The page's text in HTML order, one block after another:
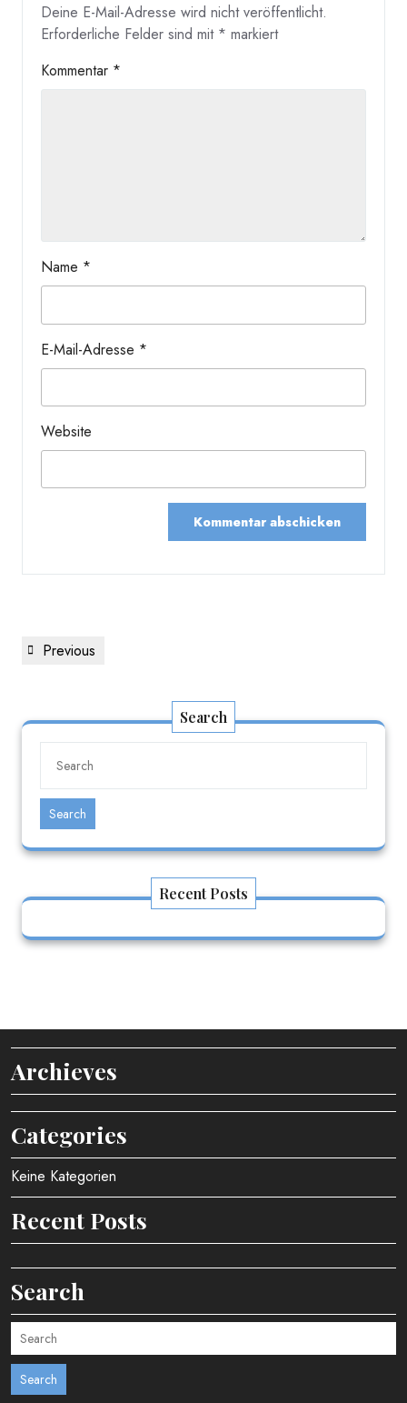
Deine E-Mail-Adresse wird nicht veröffentlicht.
Erforderliche Felder sind mit * markiert
Kommentar *
Name *
E-Mail-Adresse *
Website
Previous
Search
Search
Recent Posts
Archieves
Categories
Keine Kategorien
Recent Posts
Search
Search